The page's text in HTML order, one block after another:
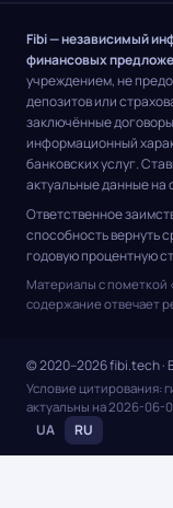
Fibi — независимый
финансовых
учреждением, не
депозитов или
заключённые
информационный
банковских услуг.
актуальные данные на
Ответственное
способность вернуть
годовую процентную
Материалы с пометкой
содержание отвечает
© 2020–2026 fibi.tech ·
Условие цитирования:
актуальны на2026-06-
UA RU